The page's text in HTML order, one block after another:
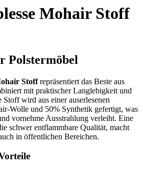
Mohair Stoff
Polstermöbel
Stoffrepräsentiert das Beste aus
mit praktischer Langlebigkeit und
wird aus einer auserlesenen
Wolle und 50% Synthetik gefertigt, was
vornehme Ausstrahlung verleiht. Eine
schwer entflammbare Qualität, macht
in öffentlichen Bereichen.